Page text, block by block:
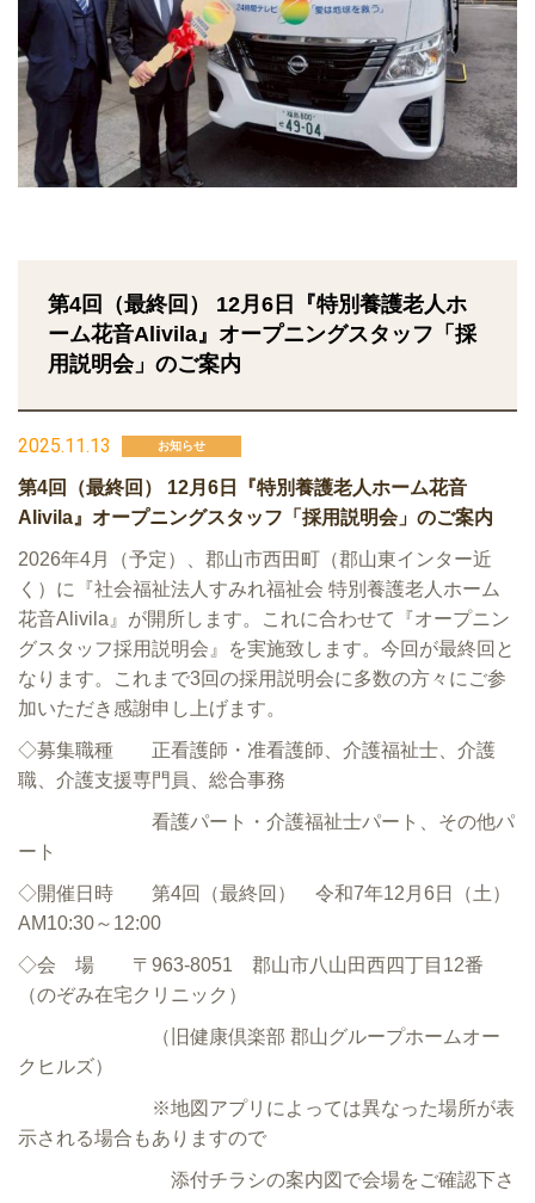
第4回（最終回） 12月6日『特別養護老人ホ
ーム花音Alivila』オープニングスタッフ「採
用説明会」のご案内
2025.11.13 お知らせ
第4回（最終回） 12月6日『特別養護老人ホーム花音
Alivila』オープニングスタッフ「採用説明会」のご案内
2026年4月（予定）、郡山市西田町（郡山東インター近
く）に『社会福祉法人すみれ福祉会 特別養護老人ホーム
花音Alivila』が開所します。これに合わせて『オープニン
グスタッフ採用説明会』を実施致します。今回が最終回と
なります。これまで3回の採用説明会に多数の方々にご参
加いただき感謝申し上げます。
◇募集職種 正看護師・准看護師、介護福祉士、介護
職、介護支援専門員、総合事務
看護パート・介護福祉士パート、その他パ
ート
◇開催日時 第4回（最終回） 令和7年12月6日（土）
AM10:30～12:00
◇会 場 〒963-8051 郡山市八山田西四丁目12番
（のぞみ在宅クリニック）
（旧健康倶楽部 郡山グループホームオー
クヒルズ）
※地図アプリによっては異なった場所が表
示される場合もありますので
添付チラシの案内図で会場をご確認下さ